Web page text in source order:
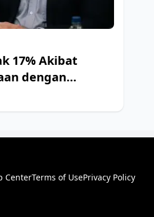
17% Akibat
dengan
CenterTerms of UsePrivacy Policy